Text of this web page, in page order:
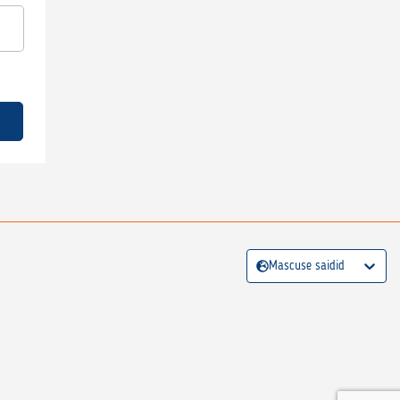
Mascuse saidid